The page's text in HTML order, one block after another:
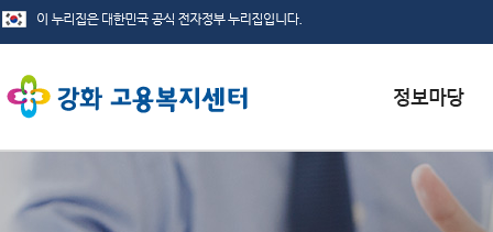
서식자료실